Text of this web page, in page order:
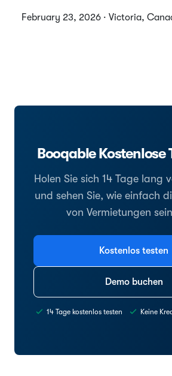
February 23, 2026 · Victoria,
Booqable Kostenlose
Holen Sie sich 14 Tage lang
und sehen Sie, wie einfach
von Vermietungen
Kostenlos testen
Demo buchen
14 Tage kostenlos testen Keine